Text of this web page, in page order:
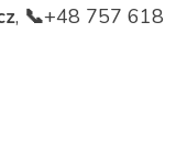
, 📞+48 757 618